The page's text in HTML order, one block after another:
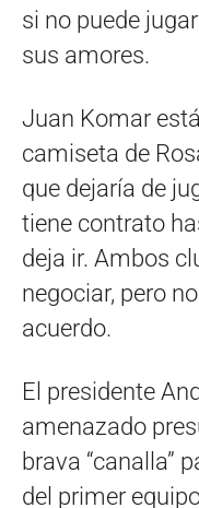
si no puede
sus amores.
Juan Komar
camiseta de
que dejaría de
tiene contrato
deja ir. Ambos
negociar, pero
acuerdo.
El presidente
amenazado
brava “canalla”
del primer